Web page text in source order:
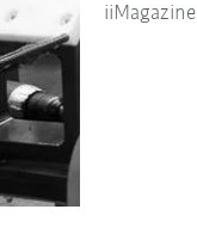
iiMagazine